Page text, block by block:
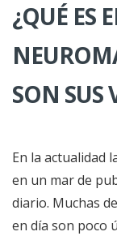
¿QUÉ ES
SON SUS
En la actualidad
en un mar de
diario. Muchas
en día son poco